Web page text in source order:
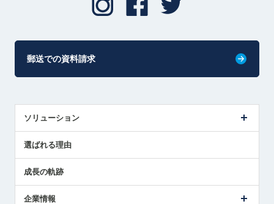
郵送での資料請求
ソリューション
解決策提案
選ばれる理由
成長の軌跡
企業情報